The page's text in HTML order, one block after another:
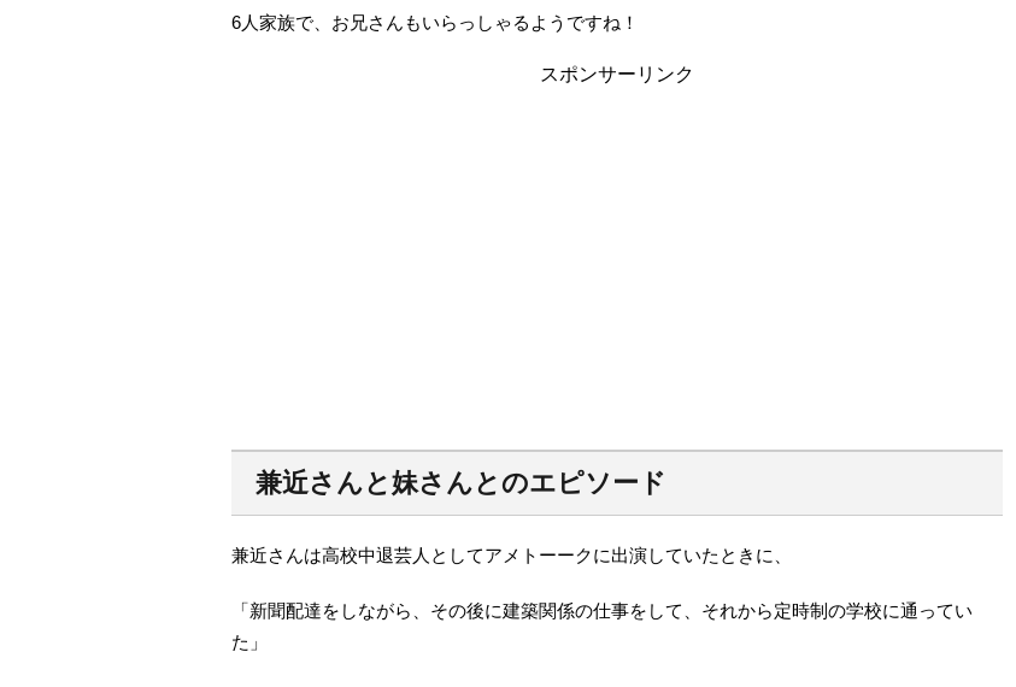
6人家族で、お兄さんもいらっしゃるようですね！
スポンサーリンク
兼近さんと妹さんとのエピソード
兼近さんは高校中退芸人としてアメトーークに出演していたときに、
「新聞配達をしながら、その後に建築関係の仕事をして、それから定時制の学校に通ってい
た」